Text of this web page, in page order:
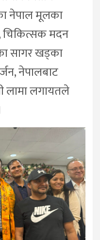
नेपाल मूलका
चिकित्सक मदन
सागर खड्का
नेपालबाट
लामा लगायतले